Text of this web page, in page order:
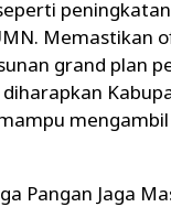
Memastikan
grand plan
Pangan Jaga